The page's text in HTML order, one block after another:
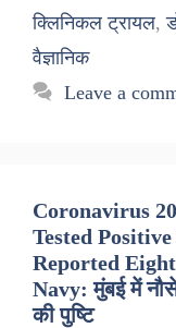
क्लिनिकल ट्रायल,
वैज्ञानिक
Leave a
Coronavirus
Tested
Reported
Navy: मुंबई में
की पुष्टि